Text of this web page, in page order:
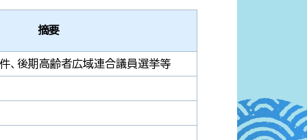
摘要
、後期高齢者広域連合議員選挙等